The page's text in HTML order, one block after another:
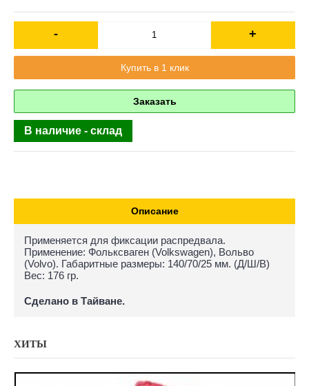
- +
Купить в 1 клик
Заказать
В наличие - склад
Описание
Применяется для фиксации распредвала.
Применение: Фольксваген (Volkswagen), Вольво
(Volvo). Габаритные размеры: 140/70/25 мм. (Д/Ш/В)
Вес: 176 гр.
Сделано в Тайване.
ХИТЫ